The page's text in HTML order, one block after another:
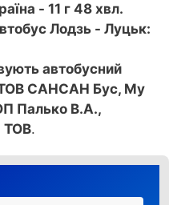
- 11 г 48 хвл.
Лодзь - Луцьк:
автобусний
САНСАН Бус, My
Палько В.А.,
ТОВ.